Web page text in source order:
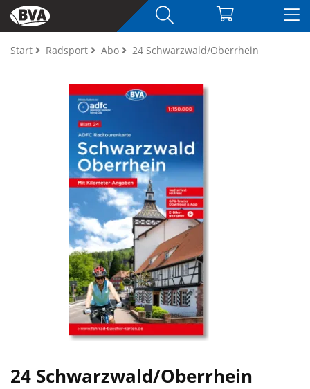
Start Radsport Abo 24 Schwarzwald/Oberrhein
24 Schwarzwald/Oberrhein